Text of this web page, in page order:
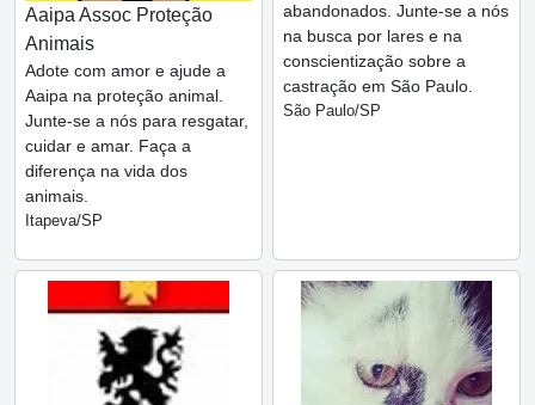
Aaipa Assoc Proteção
Animais
Adote com amor e ajude a
Aaipa na proteção animal.
Junte-se a nós para resgatar,
cuidar e amar. Faça a
diferença na vida dos
animais.
Itapeva/SP
abandonados. Junte-se a nós
na busca por lares e na
conscientização sobre a
castração em São Paulo.
São Paulo/SP